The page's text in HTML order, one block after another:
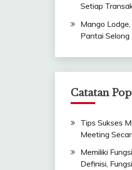
Setiap
Mango
Pantai Selong
Catatan
Tips Sukses
Meeting
Memiliki
Definisi,